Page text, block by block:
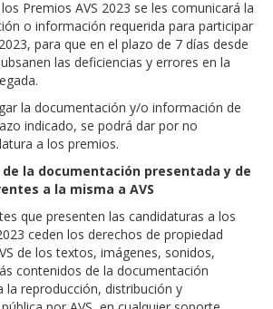
Premios AVS 2023 se les comunicará la
o información requerida para participar
para que en el plazo de 7 días desde
las deficiencias y errores en la
la documentación y/o información de
indicado, se podrá dar por no
a los premios.
la documentación presentada y de
a la misma a AVS
que presenten las candidaturas a los
ceden los derechos de propiedad
de los textos, imágenes, sonidos,
contenidos de la documentación
la reproducción, distribución y